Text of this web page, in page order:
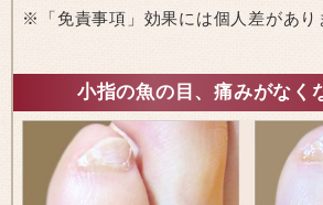
※「免責事項」効果には個人差があり
小指の魚の目、痛みがなく